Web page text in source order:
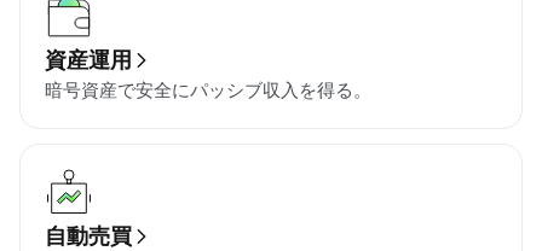
資産運用
暗号資産で安全にパッシブ収入を得る。
自動売買